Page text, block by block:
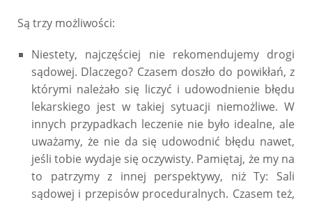
Są trzy możliwości:
Niestety, najczęściej nie rekomendujemy drogi
sądowej. Dlaczego? Czasem doszło do powikłań, z
którymi należało się liczyć i udowodnienie błędu
lekarskiego jest w takiej sytuacji niemożliwe. W
innych przypadkach leczenie nie było idealne, ale
uważamy, że nie da się udowodnić błędu nawet,
jeśli tobie wydaje się oczywisty. Pamiętaj, że my na
to patrzymy z innej perspektywy, niż Ty: Sali
sądowej i przepisów proceduralnych. Czasem też,